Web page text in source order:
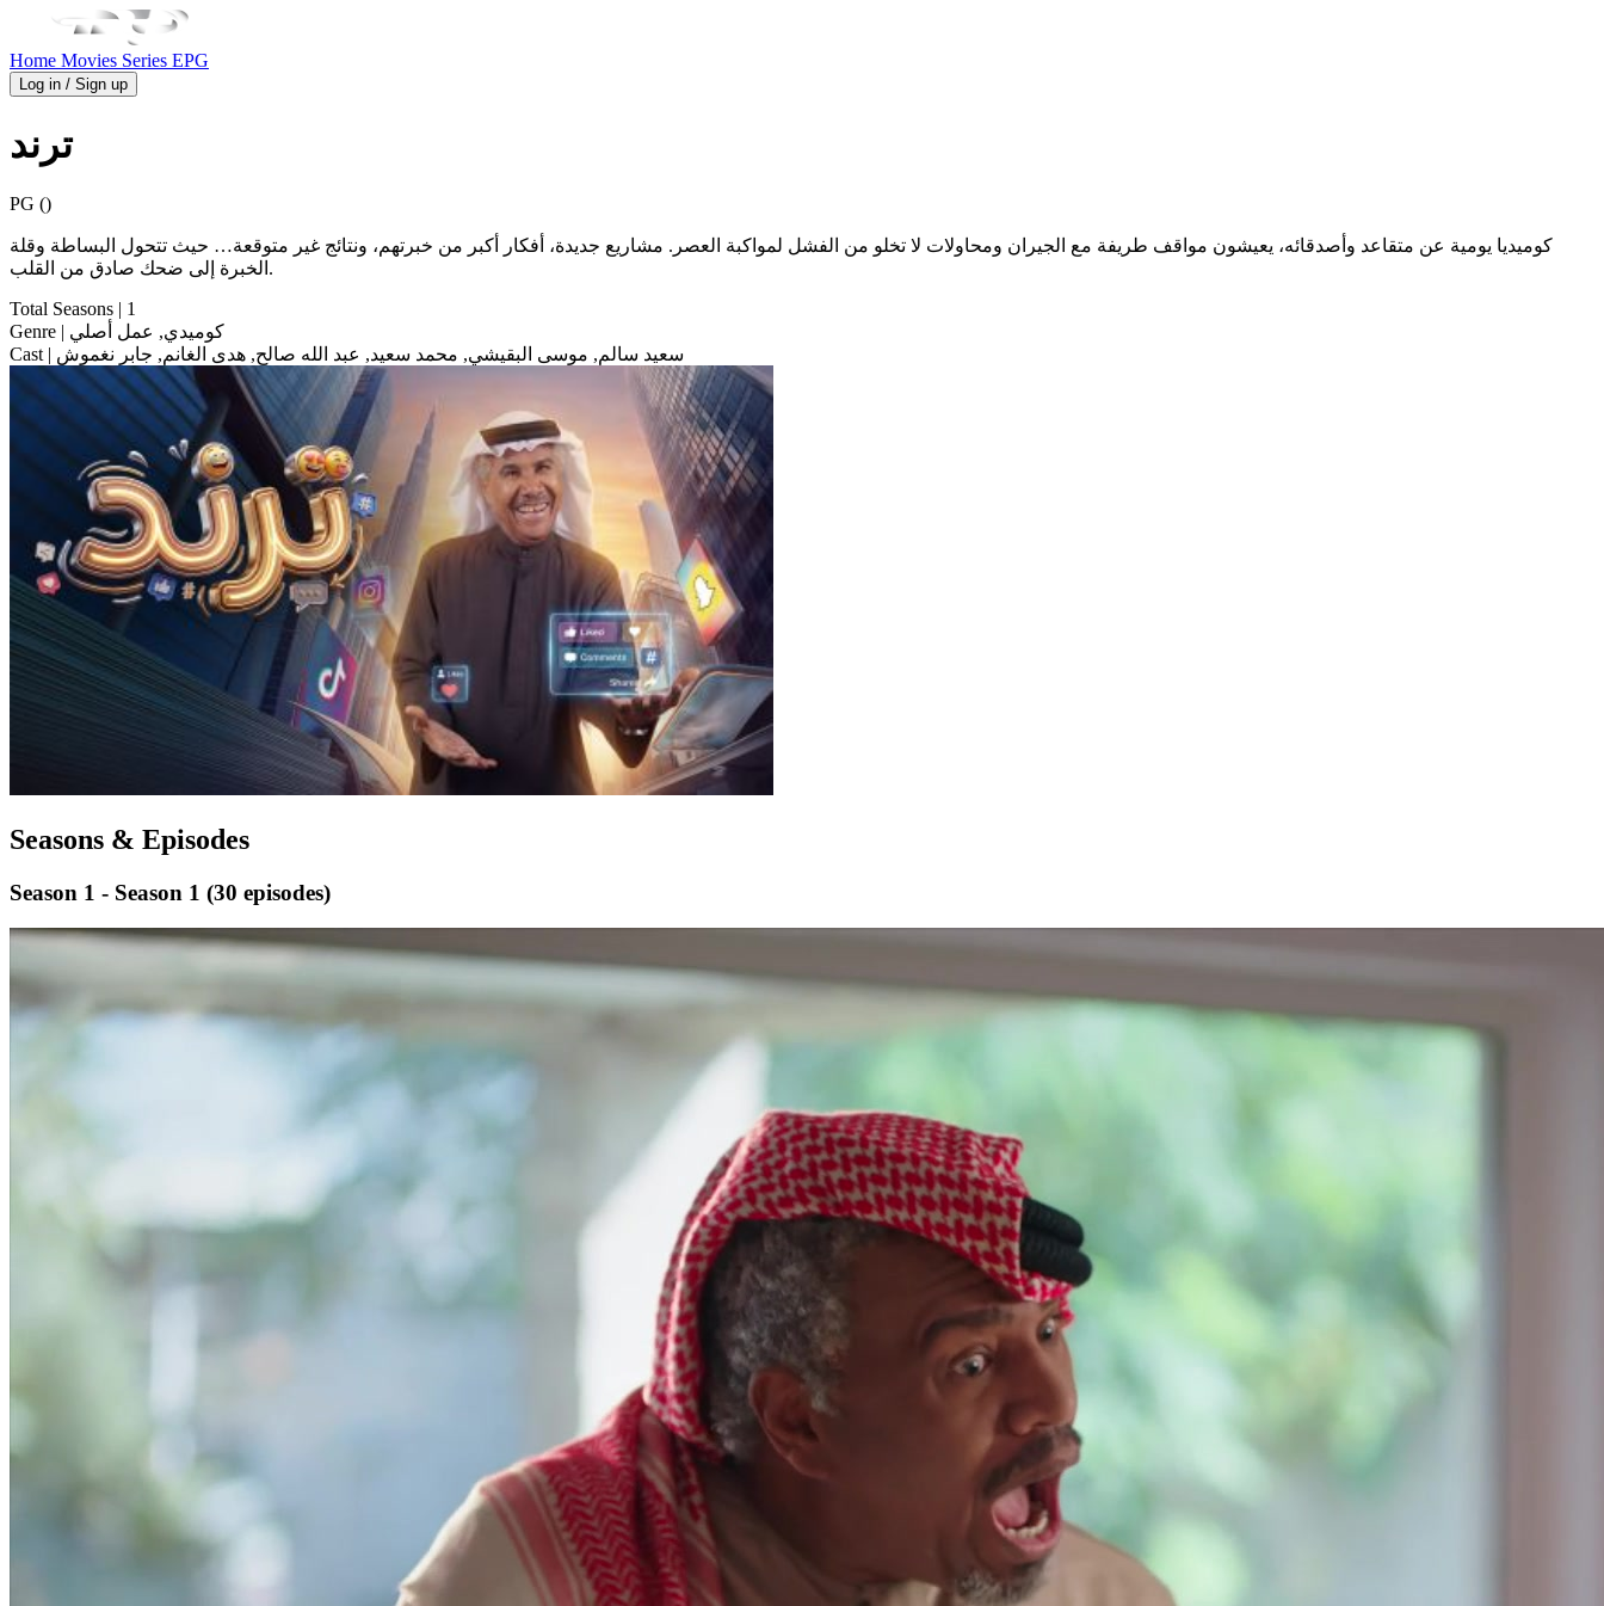
Home Movies Series EPG
Log in / Sign up
ترند
PG ()
كوميديا يومية عن متقاعد وأصدقائه، يعيشون مواقف طريفة مع الجيران ومحاولات لا تخلو من الفشل لمواكبة العصر. مشاريع جديدة، أفكار أكبر من خبرتهم، ونتائج غير متوقعة… حيث تتحول البساطة وقلة
الخبرة إلى ضحك صادق من القلب.
Total Seasons | 1
Genre
| كوميدي, عمل أصلي
Cast
| سعيد سالم, موسى البقيشي, محمد سعيد, عبد الله صالح, هدى الغانم, جابر نغموش
Seasons & Episodes
Season 1 - Season 1 (30 episodes)